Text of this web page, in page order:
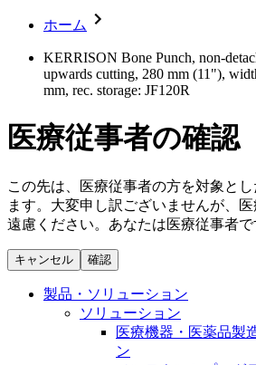
脊椎脊髄治療
手術用鋼製器具と滅
縫合糸 / 皮膚用接着剤
創傷ケア
ソリューション
製品・診療領域
膝関節の構造とその疾患
身体の中で最も大きい関節であ
を支える、その機能や特徴とは
私たちのカルチャー
採用情報
キャリア（B. Braunで働くということ）
多様性
お問合せ
お問合せフォーム
取材・撮影のお申込み
ニューススペース
ニュースリリース
医療従事者さま向け
会社
私たちの責任
ホーム
KERRISON Bone Punch, non-
upwards cutting, 280 mm (11"),
mm, rec. storage: JF120R
医療従事者の確認
この先は、医療従事者の方を対象と
ます。大変申し訳ございませんが、
遠慮ください。あなたは医療従事者で
キャンセル 確認
製品・ソリューション
ソリューション
医療機器・医薬品製
ン